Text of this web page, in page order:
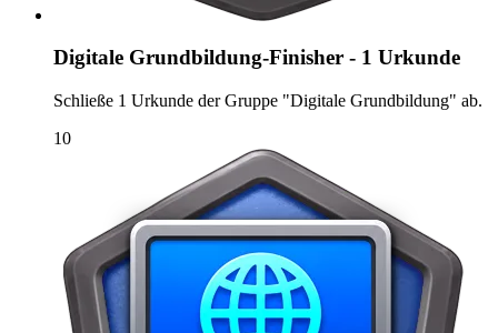
Digitale Grundbildung-Finisher - 1 Urkunde
Schließe 1 Urkunde der Gruppe "Digitale Grundbildung" ab.
10